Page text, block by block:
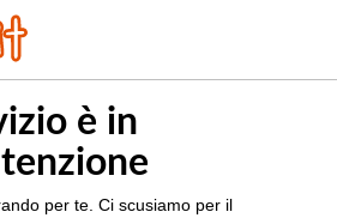
è in
per te. Ci scusiamo per il